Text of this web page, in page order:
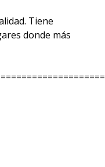
Tiene
donde más